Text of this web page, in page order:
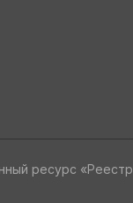
ресурс «Реестр